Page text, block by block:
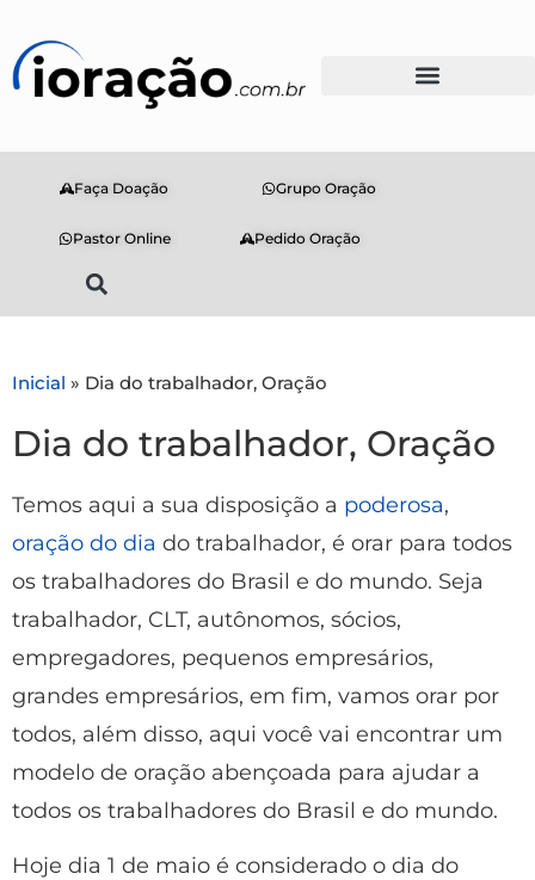
Faça Doação Grupo Oração
Pastor Online Pedido Oração
Inicial » Dia do trabalhador, Oração
Dia do trabalhador, Oração
Temos aqui a sua disposição a poderosa,
oração do dia do trabalhador, é orar para todos
os trabalhadores do Brasil e do mundo. Seja
trabalhador, CLT, autônomos, sócios,
empregadores, pequenos empresários,
grandes empresários, em fim, vamos orar por
todos, além disso, aqui você vai encontrar um
modelo de oração abençoada para ajudar a
todos os trabalhadores do Brasil e do mundo.
Hoje dia 1 de maio é considerado o dia do